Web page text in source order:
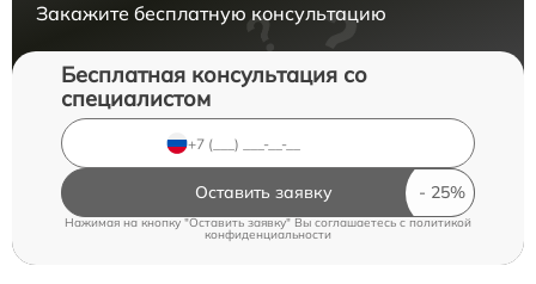
Закажите бесплатную консультацию
Бесплатная консультация со
специалистом
Оставить заявку
Нажимая на кнопку "Оставить заявку" Вы соглашаетесь c политикой
конфиденциальности